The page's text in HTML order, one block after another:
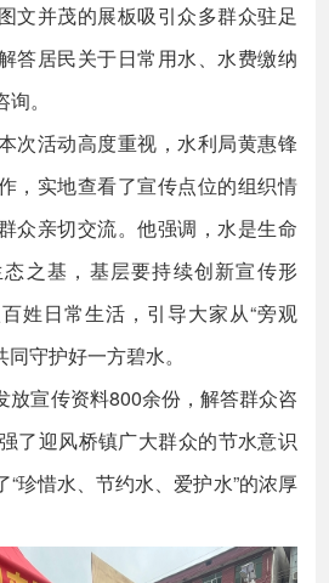
文并茂的展板吸引众多群众驻足
答居民关于日常用水、水费缴纳
。
活动高度重视，水利局黄惠锋
，实地查看了宣传点位的组织情
众亲切交流。他强调，水是生命
之基，基层要持续创新宣传形
姓日常生活，引导大家从“旁观
同守护好一方碧水。
宣传资料800余份，解答群众咨
了迎风桥镇广大群众的节水意识
珍惜水、节约水、爱护水”的浓厚